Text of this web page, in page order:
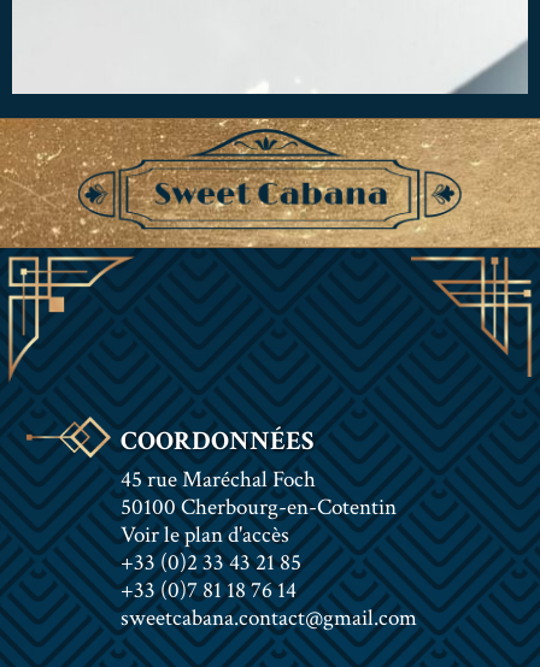
COORDONNÉES
45 rue Maréchal Foch
50100 Cherbourg-en-Cotentin
Voir le plan d'accès
+33 (0)2 33 43 21 85
+33 (0)7 81 18 76 14
sweetcabana.contact@gmail.com